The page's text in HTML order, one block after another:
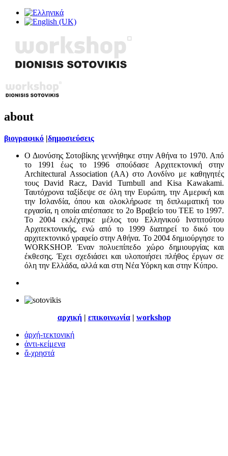
about
βιογραφικό |δημοσιεύσεις
Ο Διονύσης Σοτοβίκης γεννήθηκε στην Αθήνα το 1970. Από
το 1991 έως το 1996 σπούδασε Αρχιτεκτονική στην
Architectural Association (AA) στο Λονδίνο με καθηγητές
τους David Racz, David Turnbull and Kisa Kawakami.
Ταυτόχρονα ταξίδεψε σε όλη την Ευρώπη, την Αμερική και
την Ισλανδία, όπου και ολοκλήρωσε τη διπλωματική του
εργασία, η οποία απέσπασε το 2ο Βραβείο του ΤΕΕ το 1997.
Το 2004 εκλέχτηκε μέλος του Ελληνικού Ινστιτούτου
Αρχιτεκτονικής, ενώ από το 1999 διατηρεί το δικό του
αρχιτεκτονικό γραφείο στην Αθήνα. Το 2004 δημιούργησε το
WORKSHOP. Έναν πολυεπίπεδο χώρο δημιουργίας και
έκθεσης. Έχει σχεδιάσει και υλοποιήσει πλήθος έργων σε
όλη την Ελλάδα, αλλά και στη Νέα Υόρκη και στην Κύπρο.
αρχική| επικοινωνία| workshop
ἀρχή-τεκτονική
ἀντι-κείμενα
ἄ-χρηστά